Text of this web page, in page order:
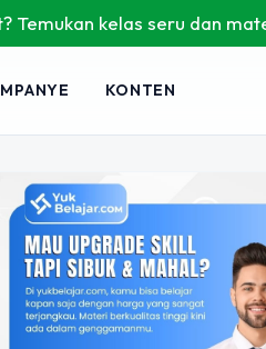
kelas seru dan materi
KONTEN